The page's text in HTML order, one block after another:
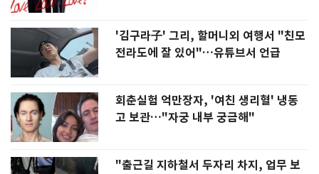
'김구라子' 그리, 할머니외 여행서 "친모
전라도에 잘 있어"…유튜브서 언급
회춘실험 억만장자, '여친 생리혈' 냉동
고 보관…"자궁 내부 궁금해"
"출근길 지하철서 두자리 차지, 업무 보